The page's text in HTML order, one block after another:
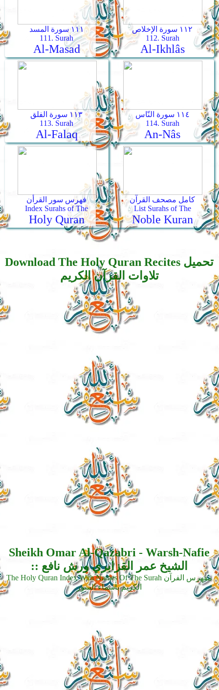
١١١ سورة المسد
111. Surah
Al-Masad
١١٢ سورة الإخلاص
112. Surah
Al-Ikhlâs
١١٣ سورة الفلق
113. Surah
Al-Falaq
١١٤ سورة النّاس
114. Surah
An-Nâs
فهرس سور القرأن
Index Surahs of The
Holy Quran
كامل مصحف القرآن
List Surahs of The
Noble Kuran
Download The Holy Quran Recites تحميل
تلاوات القرآن الكريم
Sheikh Omar Al-Qazabri - Warsh-Nafie
:: الشيخ عمر القزابري ورش نافع
The Holy Quran Index With Names Of The Surah مفهرس الفرآن
الكريم بأسماء السور